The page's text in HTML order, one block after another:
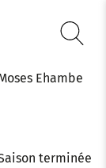
Ehambe
terminée